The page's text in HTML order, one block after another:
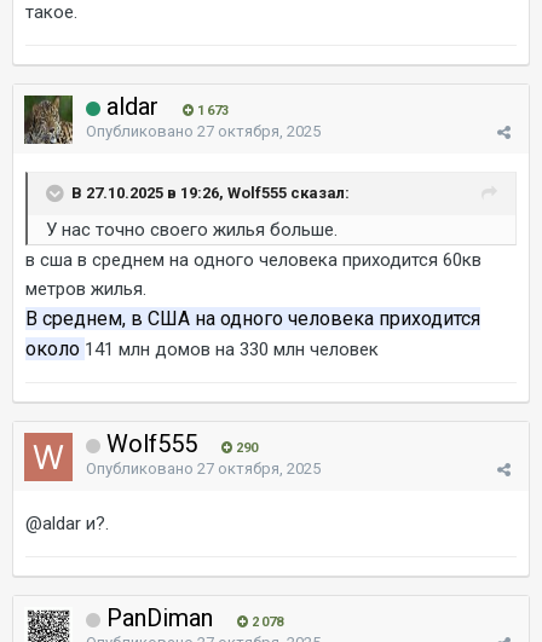
такое.
aldar 1 673
Опубликовано 27 октября, 2025
В 27.10.2025 в 19:26, Wolf555 сказал:
У нас точно своего жилья больше.
в сша в среднем на одного человека приходится 60кв
метров жилья.
В среднем, в США на одного человека приходится
около 141 млн домов на 330 млн человек
Wolf555 290
Опубликовано 27 октября, 2025
@aldar и?.
PanDiman 2 078